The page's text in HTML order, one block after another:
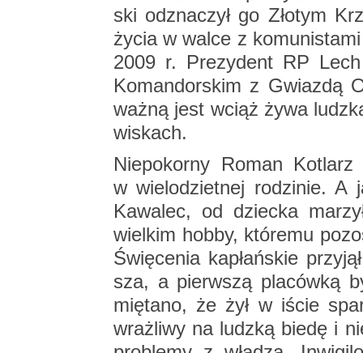
ski od­zna­czył go Zło­tym
życia w walce z
2009 r. Pre­zy­dent RP
Ko­man­dor­skim z Gwiaz­dą
ważną jest wciąż żywa
wi­skach.
Nie­po­kor­ny Roman
w wie­lo­dziet­nej ro­dzi­nie. A
Ka­wa­lec, od dziec­ka
wiel­kim hobby, któ­re­mu
Świę­ce­nia ka­płań­skie
sza, a pierw­szą pla­ców­ką
mię­ta­no, że żył w iście
wraż­li­wy na ludz­ką biedę i